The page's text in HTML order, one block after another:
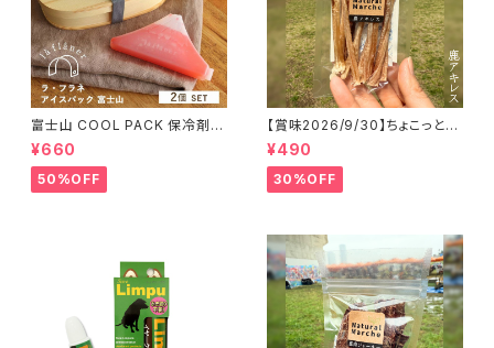
富士山 COOL PACK 保冷剤 2
個セット ひんやり雑貨 アイスパ
ックla flaner ラフラネ
¥660
50%OFF
【賞味2026/9/30】ちょこっと
「鹿アキレス」ジビエ鹿 おやつ
¥490
30%OFF